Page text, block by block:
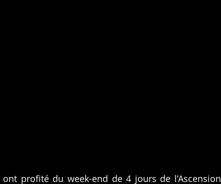
ont profité du week-end de 4 jours de l’Ascension